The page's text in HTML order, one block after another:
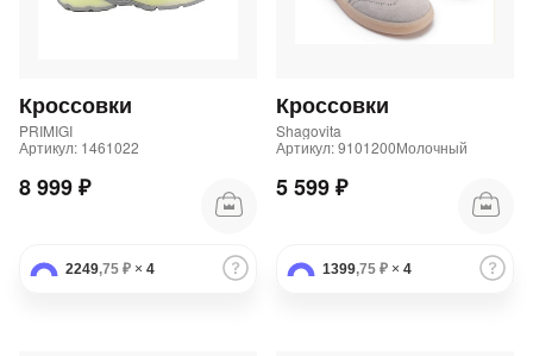
Кроссовки
PRIMIGI
Артикул: 1461022
8 999 ₽
2249,75 ₽ × 4
Кроссовки
Shagovita
Артикул: 9101200Молочный
5 599 ₽
1399,75 ₽ × 4